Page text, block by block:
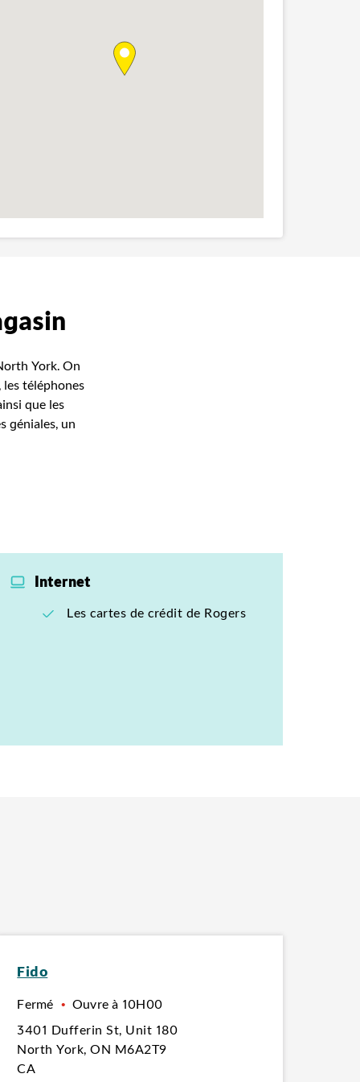
York. On
téléphones
que les
géniales, un
Internet
Les cartes de crédit de Rogers
Fido
Fermé • Ouvre à 10H00
3401 Dufferin St, Unit 180
North York, ON M6A2T9
CA